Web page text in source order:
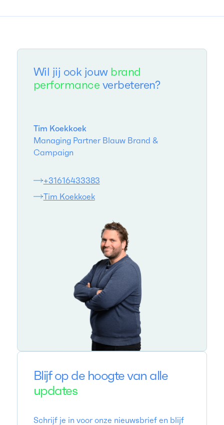
Wil jij ook jouw brand
performance verbeteren?
Tim Koekkoek
Managing Partner Blauw Brand &
Campaign
+31616433383
Tim Koekkoek
Blijf op de hoogte van alle
updates
Schrijf je in voor onze nieuwsbrief en blijf